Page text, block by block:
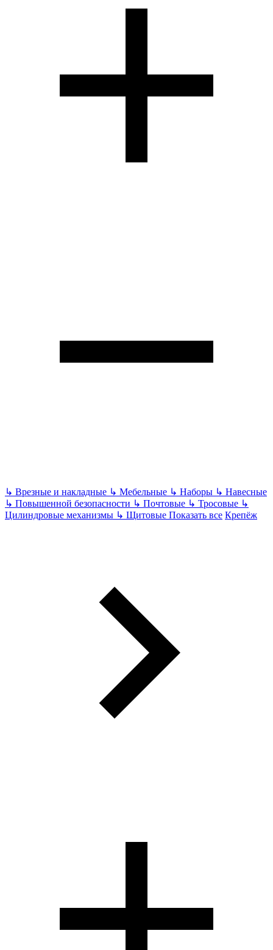
↳ Врезные и накладные ↳ Мебельные ↳ Наборы ↳ Навесные
↳ Повышенной безопасности ↳ Почтовые ↳ Тросовые ↳
Цилиндровые механизмы ↳ Щитовые Показать все Крепёж